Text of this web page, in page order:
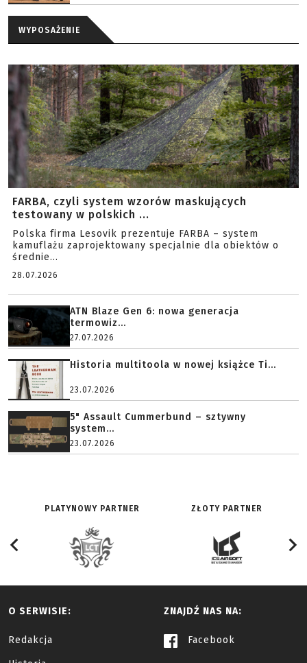
WYPOSAŻENIE
FARBA, czyli system wzorów maskujących
testowany w polskich ...
Polska firma Lesovik prezentuje FARBA – system
kamuflażu zaprojektowany specjalnie dla obiektów o
średnie...
28.07.2026
ATN Blaze Gen 6: nowa generacja
termowiz...
27.07.2026
Historia multitoola w nowej książce Ti...
23.07.2026
5" Assault Cummerbund – sztywny
system...
23.07.2026
PLATYNOWY PARTNER ZŁOTY PARTNER
O SERWISIE:
Redakcja
ZNAJDŹ NAS NA:
Facebook